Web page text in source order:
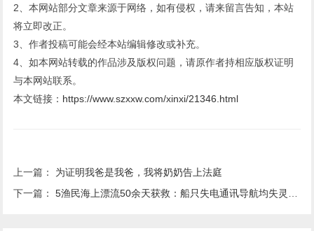
2、本网站部分文章来源于网络，如有侵权，请来留言告知，本站
将立即改正。
3、作者投稿可能会经本站编辑修改或补充。
4、如本网站转载的作品涉及版权问题，请原作者持相应版权证明
与本网站联系。
本文链接： https://www.szxxw.com/xinxi/21346.html
上一篇： 为证明我爸是我爸，我将奶奶告上法庭
下一篇：5渔民海上漂流50余天获救：船只失电通讯导航均失灵，靠喝雨水捕鱼得以幸存